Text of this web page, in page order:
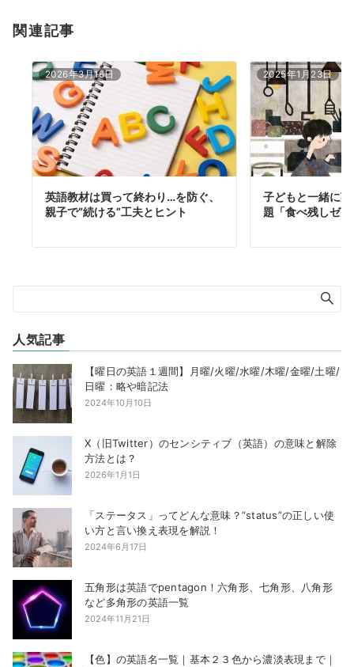
関連記事
2026年3月16日
英語教材は買って終わり…を防ぐ、
親子で”続ける”工夫とヒント
2025年1月23日
子どもと一緒に
題「食べ残しゼ
人気記事
【曜日の英語１週間】月曜/火曜/水曜/木曜/金曜/土曜/
日曜：略や暗記法
2024年10月10日
X（旧Twitter）のセンシティブ（英語）の意味と解除
方法とは？
2026年1月1日
「ステータス」ってどんな意味？”status”の正しい使
い方と言い換え表現を解説！
2024年6月17日
五角形は英語でpentagon！六角形、七角形、八角形
など多角形の英語一覧
2024年11月21日
【色】の英語名一覧｜基本２３色から濃淡表現まで｜